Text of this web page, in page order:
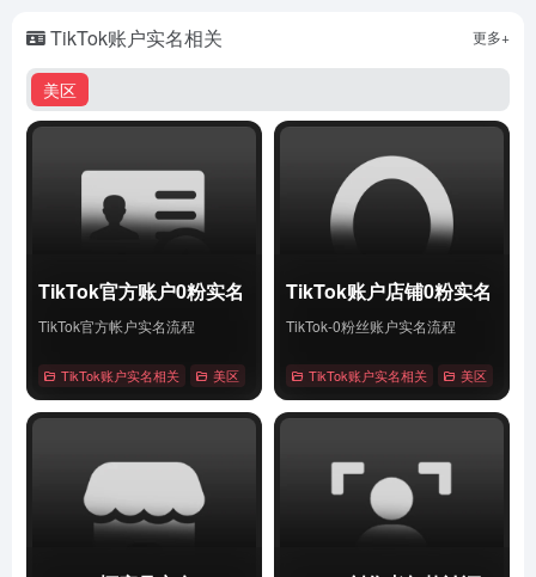
TikTok账户实名相关
美区
更多+
TikTok官方账户0粉实名
TikTok官方帐户实名流程
TikTok账户实名相关 美区 # Tiktok # 账户0粉实名 # 账户实名
详情
TikTok账户店铺0粉实名
TikTok-0粉丝账户实名流程
TikTok账户实名相关 美区
详情